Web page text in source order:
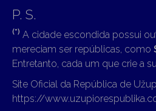
P. S.
(*) A cidade escondida possui
mereciam ser repúblicas, como
Entretanto, cada um que crie a
Site Oficial da República de
https://